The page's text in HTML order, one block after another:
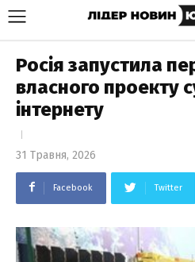
Росія запустила
власного проекту
інтернету
31 Травня, 2026
Facebook Twitter